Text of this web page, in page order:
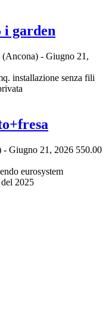
i garden
(Ancona) - Giugno 21,
installazione senza fili
- Giugno 21, 2026 550.00
eurosystem
2025